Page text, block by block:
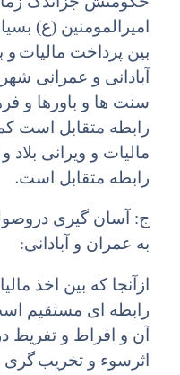
امیرالمومنین (ع)
بین پرداخت مالیات و
آبادانی و عمرانی
سنت ها و باورها و
رابطه متقابل است
مالیات و ویرانی
رابطه متقابل است.
ج: آسان گیری
به عمران و آبادانی:
ازآنجا که بین اخذ
رابطه ای مستقیم
آن و افراط و تفریط
اثرسوء و تخریبگری